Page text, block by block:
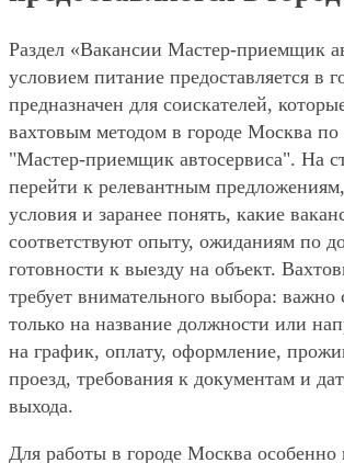
Раздел «Вакансии Мастер-приемщик
условием питание предоставляется в
предназначен для соискателей,
вахтовым методом в городе Москва по
"Мастер-приемщик автосервиса". На
перейти к релевантным
условия и заранее понять, какие
соответствуют опыту, ожиданиям по
готовности к выезду на объект.
требует внимательного выбора: важно
только на название должности или
на график, оплату, оформление,
проезд, требования к документам и
выхода.
Для работы в городе Москва